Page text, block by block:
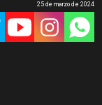
25 de marzo de 2024